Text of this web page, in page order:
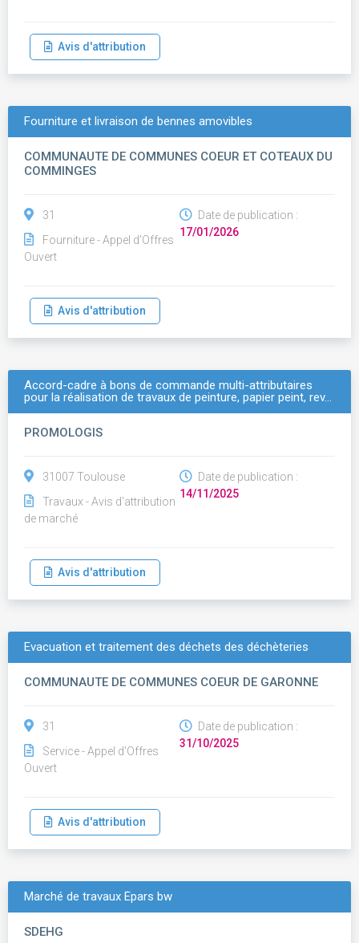
Avis d'attribution
Fourniture et livraison de bennes amovibles
COMMUNAUTE DE COMMUNES COEUR ET COTEAUX DU
COMMINGES
31
Fourniture - Appel d'Offres
Ouvert
Date de publication :
17/01/2026
Avis d'attribution
Accord-cadre à bons de commande multi-attributaires
pour la réalisation de travaux de peinture, papier peint, rev…
PROMOLOGIS
31007 Toulouse
Travaux - Avis d'attribution
de marché
Date de publication :
14/11/2025
Avis d'attribution
Evacuation et traitement des déchets des déchèteries
COMMUNAUTE DE COMMUNES COEUR DE GARONNE
31
Service - Appel d'Offres
Ouvert
Date de publication :
31/10/2025
Avis d'attribution
Marché de travaux Épars bw
SDEHG